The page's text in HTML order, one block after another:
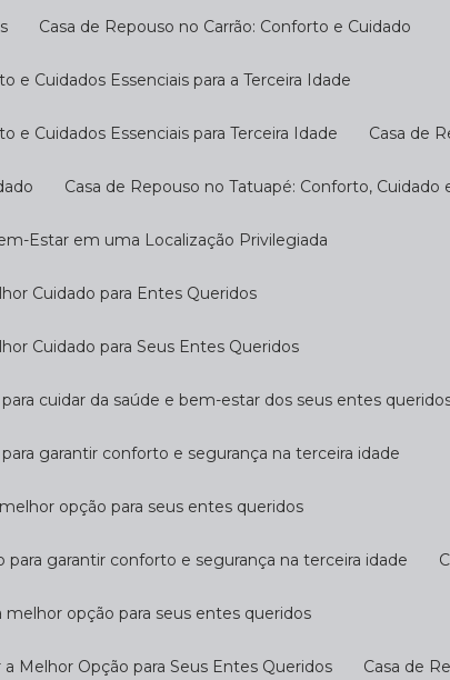
Casa de Repouso no Carrão: Conforto e Cuidado
e Cuidados Essenciais para a Terceira Idade
e Cuidados Essenciais para Terceira Idade Casa de
Casa de Repouso no Tatuapé: Conforto,
Estar em uma Localização Privilegiada
Cuidado para Entes Queridos
Cuidado para Seus Entes Queridos
cuidar da saúde e bem-estar dos seus entes
garantir conforto e segurança na terceira idade
opção para seus entes queridos
para garantir conforto e segurança na terceira idade
melhor opção para seus entes queridos
a Melhor Opção para Seus Entes Queridos Casa de